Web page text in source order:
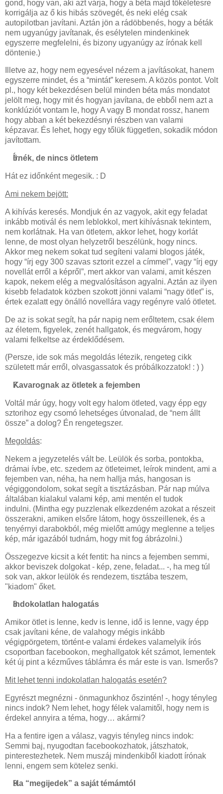
gond, hogy van, aki azt várja, hogy a béta majd tökéletesre
korrigálja az ő kis hibás szövegét, és neki elég csak
autopilotban javítani. Aztán jön a rádöbbenés, hogy a béták
nem ugyanúgy javítanak, és esélytelen mindenkinek
egyszerre megfelelni, és bizony ugyanúgy az írónak kell
döntenie.)
Illetve az, hogy nem egyesével nézem a javításokat, hanem
egyszerre mindet, és a “mintát” keresem. A közös pontot. Volt
pl., hogy két bekezdésen belül minden béta más mondatot
jelölt meg, hogy mit és hogyan javítana, de ebből nem azt a
konklúziót vontam le, hogy A vagy B mondat rossz, hanem
hogy abban a két bekezdésnyi részben van valami
képzavar. És lehet, hogy egy tőlük független, sokadik módon
javítottam.
Írnék, de nincs ötletem
Hát ez időnként megesik. : D
Ami nekem bejött:
A kihívás keresés. Mondjuk én az vagyok, akit egy feladat
inkább motivál és nem leblokkol, mert kihívásnak tekintem,
nem korlátnak. Ha van ötletem, akkor lehet, hogy korlát
lenne, de most olyan helyzetről beszélünk, hogy nincs.
Akkor meg nekem sokat tud segíteni valami blogos játék,
hogy “írj egy 300 szavas sztorit ezzel a címmel”, vagy “írj egy
novellát erről a képről”, mert akkor van valami, amit készen
kapok, nekem elég a megvalósításon agyalni. Aztán az ilyen
kisebb feladatok közben szokott jönni valami “nagy ötlet” is,
értek ezalatt egy önálló novellára vagy regényre való ötletet.
De az is sokat segít, ha pár napig nem erőltetem, csak élem
az életem, figyelek, zenét hallgatok, és megvárom, hogy
valami felkeltse az érdeklődésem.
(Persze, ide sok más megoldás létezik, rengeteg cikk
született már erről, olvasgassatok és próbálkozzatok! : ) )
Kavarognak az ötletek a fejemben
Voltál már úgy, hogy volt egy halom ötleted, vagy épp egy
sztorihoz egy csomó lehetséges útvonalad, de “nem állt
össze” a dolog? Én rengetegszer.
Megoldás:
Nekem a jegyzetelés vált be. Leülök és sorba, pontokba,
drámai ívbe, etc. szedem az ötleteimet, leírok mindent, ami a
fejemben van, néha, ha nem hallja más, hangosan is
végiggondolom, sokat segít a tisztázásban. Pár nap múlva
általában kialakul valami kép, ami mentén el tudok
indulni. (Mintha egy puzzlenak elkezdeném azokat a részeit
összerakni, amiken elsőre látom, hogy összeillenek, és a
tenyérnyi darabokból, még mielőtt amúgy meglenne a teljes
kép, már igazából tudnám, hogy mit fog ábrázolni.)
Összegezve kicsit a két fentit: ha nincs a fejemben semmi,
akkor beviszek dolgokat - kép, zene, feladat... -, ha meg túl
sok van, akkor leülök és rendezem, tisztába teszem,
"kiadom" őket.
Indokolatlan halogatás
Amikor ötlet is lenne, kedv is lenne, idő is lenne, vagy épp
csak javítani kéne, de valahogy mégis inkább
végigpörgetem, történt-e valami érdekes valamelyik írós
csoportban facebookon, meghallgatok két számot, lementek
két új pint a kézműves táblámra és már este is van. Ismerős?
Mit lehet tenni indokolatlan halogatás esetén?
Egyrészt megnézni - önmagunkhoz őszintén! -, hogy tényleg
nincs indok? Nem lehet, hogy félek valamitől, hogy nem is
érdekel annyira a téma, hogy… akármi?
Ha a fentire igen a válasz, vagyis tényleg nincs indok:
Semmi baj, nyugodtan facebookozhatok, játszhatok,
pinterestezhetek. Nem muszáj mindenkiből kiadott írónak
lenni, engem sem kötelez senki.
Ha “megijedek” a saját témámtól